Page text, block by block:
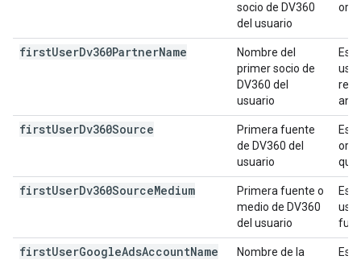
socio de DV360
del usuario
firstUserDv360PartnerName
Nombre del
primer socio de
DV360 del
usuario
Es
firstUserDv360Source
Primera fuente
de DV360 del
usuario
Es
que
firstUserDv360SourceMedium
Primera fuente o
medio de DV360
del usuario
Es
firstUserGoogleAdsAccountName
Nombre de la
Es